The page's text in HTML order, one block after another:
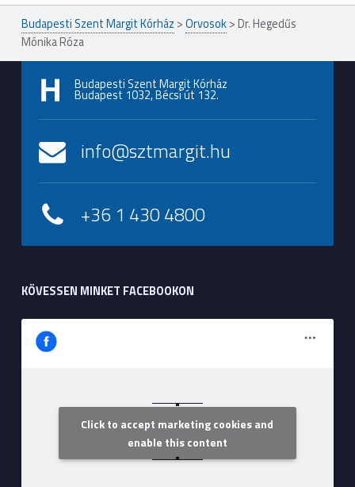
Budapesti Szent Margit Kórház >Orvosok> Dr. Hegedűs
Mónika Róza
Budapesti Szent Margit Kórház
Budapest 1032, Bécsi út 132.
info@sztmargit.hu
+36 1 430 4800
KÖVESSEN MINKET FACEBOOKON
Szent Margit Kórház
Click to accept marketing cookies and
enable this content